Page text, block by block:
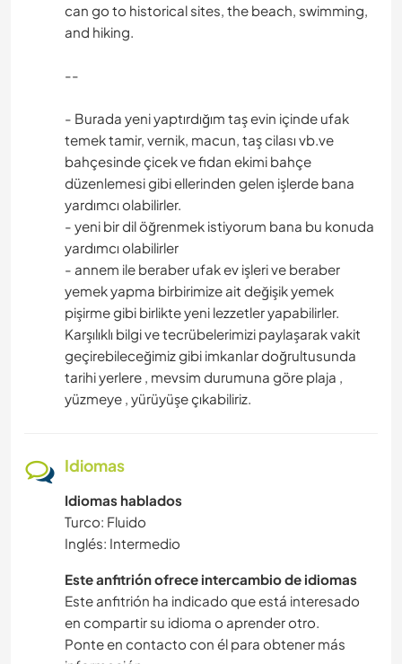
can go to historical sites, the beach, swimming,
and hiking.
--
- Burada yeni yaptırdığım taş evin içinde ufak
temek tamir, vernik, macun, taş cilası vb.ve
bahçesinde çicek ve fidan ekimi bahçe
düzenlemesi gibi ellerinden gelen işlerde bana
yardımcı olabilirler.
- yeni bir dil öğrenmek istiyorum bana bu konuda
yardımcı olabilirler
- annem ile beraber ufak ev işleri ve beraber
yemek yapma birbirimize ait değişik yemek
pişirme gibi birlikte yeni lezzetler yapabilirler.
Karşılıklı bilgi ve tecrübelerimizi paylaşarak vakit
geçirebileceğimiz gibi imkanlar doğrultusunda
tarihi yerlere , mevsim durumuna göre plaja ,
yüzmeye , yürüyüşe çıkabiliriz.
Idiomas
Idiomas hablados
Turco: Fluido
Inglés: Intermedio
Este anfitrión ofrece intercambio de idiomas
Este anfitrión ha indicado que está interesado
en compartir su idioma o aprender otro.
Ponte en contacto con él para obtener más